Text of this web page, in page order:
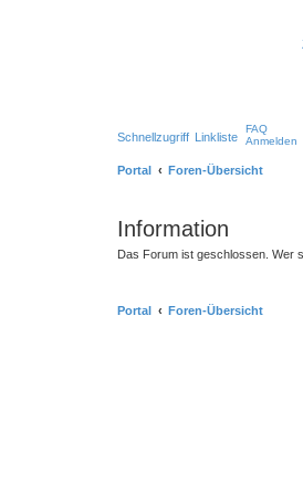
Schnellzugriff Linkliste
FAQ
Anmelden
Portal Foren-Übersicht
Information
Das Forum ist geschlossen. Wer
Portal Foren-Übersicht